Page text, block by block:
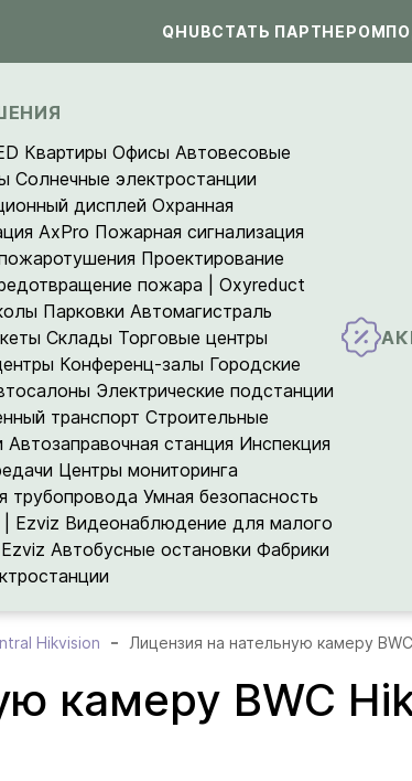
QHUBСТАТЬ ПАРТНЕРОМ
Квартиры Офисы Автовесовые
Солнечные электростанции
дисплей Охранная
AxPro Пожарная сигнализация
Проектирование
пожара | Oxyreduct
Парковки Автомагистраль
Склады Торговые центры
Конференц-залы Городские
Электрические подстанции
транспорт Строительные
Автозаправочная станция Инспекция
Центры мониторинга
трубопровода Умная безопасность
Ezviz Видеонаблюдение для малого
Автобусные остановки Фабрики
Hikvision Лицензия на нательную камеру
камеру BWC